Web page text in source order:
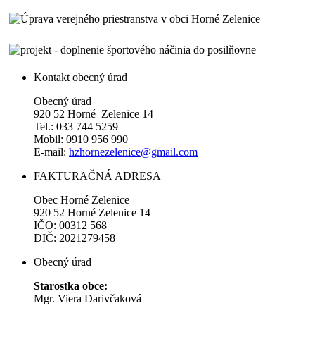
Kontakt obecný úrad
Obecný úrad
920 52 Horné Zelenice 14
Tel.: 033 744 5259
Mobil: 0910 956 990
E-mail: hzhornezelenice@gmail.com
FAKTURAČNÁ ADRESA
Obec Horné Zelenice
920 52 Horné Zelenice 14
IČO: 00312 568
DIČ: 2021279458
Obecný úrad
Starostka obce:
Mgr. Viera Darivčaková